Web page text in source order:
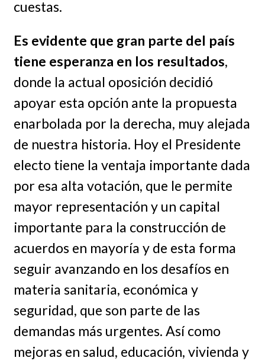
cuestas.
Es evidente que gran parte del país
tiene esperanza en los resultados,
donde la actual oposición decidió
apoyar esta opción ante la propuesta
enarbolada por la derecha, muy alejada
de nuestra historia. Hoy el Presidente
electo tiene la ventaja importante dada
por esa alta votación, que le permite
mayor representación y un capital
importante para la construcción de
acuerdos en mayoría y de esta forma
seguir avanzando en los desafíos en
materia sanitaria, económica y
seguridad, que son parte de las
demandas más urgentes. Así como
mejoras en salud, educación, vivienda y